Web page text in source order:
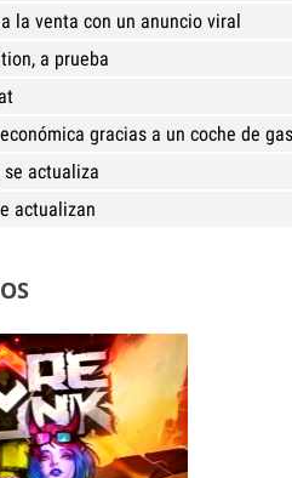
la venta con un anuncio viral
a prueba
gracias a un coche de gas
actualiza
actualizan